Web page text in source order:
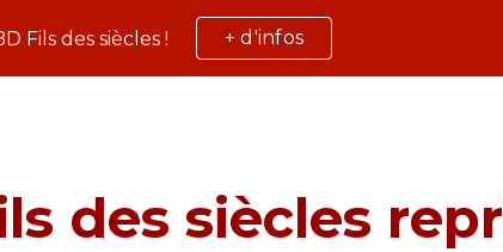
Skip to navigation
Fils des siècles ! + d'infos
des siècles